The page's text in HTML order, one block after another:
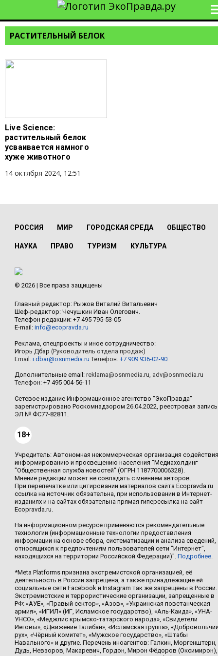
РАСТИТЕЛЬНЫЙ БЕЛОК
Live Science:
растительный белок
усваивается намного
хуже животного
14 октября 2024, 12:51
РОССИЯ МИР ГОРОДСКАЯ СРЕДА ОБЩЕСТВО
НАУКА ПРАВО ТУРИЗМ КУЛЬТУРА
© 2026 | Все права защищены
Главный редактор: Рыжов Виталий Витальевич
Шеф-редактор: Чечушкин Иван Олегович.
Телефон редакции: +7 495 795-53-05
E-mail: info@ecopravda.ru
Реклама, спецпроекты и иное сотрудничество:
Игорь Дбар (Руководитель отдела продаж)
Email: i.dbar@osnmedia.ru Телефон: +7 909 936-02-90
Дополнительные email: reklama@osnmedia.ru, adv@osnmedia.ru
Телефон: +7 495 004-56-11
Сетевое издание Информационное агентство "ЭкоПравда"
зарегистрировано Роскомнадзором 26.04.2022, реестровая запись
ЭЛ № ФС77-82811.
18+
Учредитель: Автономная некоммерческая организация содействия
информированию и просвещению населения "Медиахолдинг
"Общественная служба новостей" (ОГРН 1187700006328).
Мнение редакции может не совпадать с мнением авторов.
При перепечатке или цитировании материалов сайта Ecopravda.ru
ссылка на источник обязательна, при использовании в Интернет-
изданиях и на сайтах обязательна прямая гиперссылка на сайт
Ecopravda.ru.
На информационном ресурсе применяются рекомендательные
технологии (информационные технологии предоставления
информации на основе сбора, систематизации и анализа сведений,
относящихся к предпочтениям пользователей сети "Интернет",
находящихся на территории Российской Федерации)". Подробнее.
*Meta Platforms признана экстремистской организацией, её
деятельность в России запрещена, а также принадлежащие ей
социальные сети Facebook и Instagram так же запрещены в России.
Экстремистские и террористические организации, запрещенные в
РФ: «АУЕ», «Правый сектор», «Азов», «Украинская повстанческая
армия», «ИГИЛ» (ИГ, Исламское государство), «Аль-Каида», «УНА-
УНСО», «Меджлис крымско-татарского народа», «Свидетели
Иеговы», «Движение Талибан», «Исламская группа»,
рух», «Чёрный комитет», «Мужское государство», «Штабы
Навального» и другие. Перечень иноагентов: Галкин, Моргенштерн,
Дудь, Невзоров, Макаревич, Гордон, Мирон Фёдоров (Оксимирон),